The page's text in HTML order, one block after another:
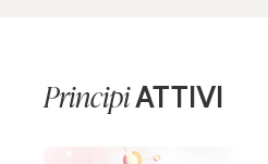
PrincipiATTIVI